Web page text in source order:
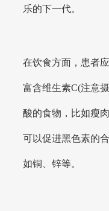
乐的下一代。
在饮食方面，患者
富含维生素C(注意
酸的食物，比如瘦
可以促进黑色素的
如铜、锌等。